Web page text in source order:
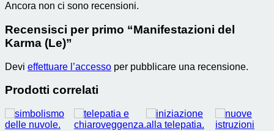
Ancora non ci sono recensioni.
Recensisci per primo “Manifestazioni del
Karma (Le)”
Devi effettuare l’accesso per pubblicare una recensione.
Prodotti correlati